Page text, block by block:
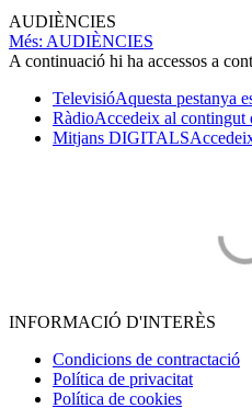
AUDIÈNCIES
Més: AUDIÈNCIES
A continuació hi ha accessos a
TelevisióAquesta pestanya
RàdioAccedeix al contingut
Mitjans DIGITALS
INFORMACIÓ D'INTERÈS
Condicions de contractació
Política de privacitat
Política de cookies